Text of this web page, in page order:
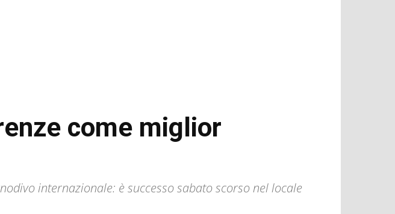
come miglior
internazionale: è successo sabato scorso nel locale